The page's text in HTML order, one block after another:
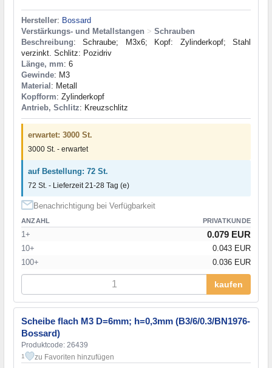
Hersteller: Bossard
Verstärkungs- und Metallstangen > Schrauben
Beschreibung: Schraube; M3x6; Kopf: Zylinderkopf; Stahl
verzinkt. Schlitz: Pozidriv
Länge, mm: 6
Gewinde: M3
Material: Metall
Kopfform: Zylinderkopf
Antrieb, Schlitz: Kreuzschlitz
erwartet: 3000 St.
3000 St. - erwartet
auf Bestellung: 72 St.
72 St. - Lieferzeit 21-28 Tag (e)
Benachrichtigung bei Verfügbarkeit
ANZAHL PRIVATKUNDE
1+ 0.079 EUR
10+
0.043 EUR
100+
0.036 EUR
kaufen
Scheibe flach М3 D=6mm; h=0,3mm (B3/6/0.3/BN1976-
Bossard)
Produktcode: 26439
1 zu Favoriten hinzufügen